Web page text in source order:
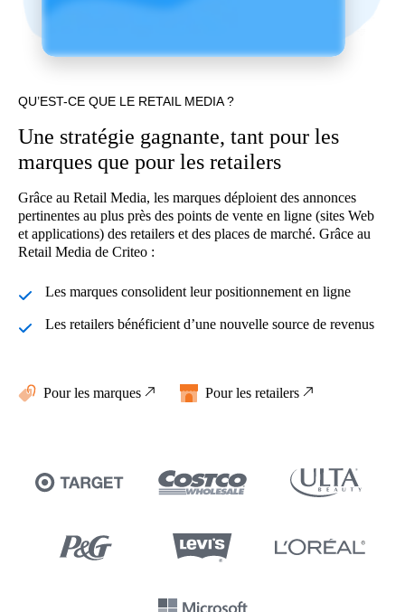
QU’EST-CE QUE LE RETAIL MEDIA ?
Une stratégie gagnante, tant pour les
marques que pour les retailers
Grâce au Retail Media, les marques déploient des annonces
pertinentes au plus près des points de vente en ligne (sites Web
et applications) des retailers et des places de marché. Grâce au
Retail Media de Criteo :
Les marques consolident leur positionnement en ligne
Les retailers bénéficient d’une nouvelle source de revenus
Pour les marques Pour les retailers